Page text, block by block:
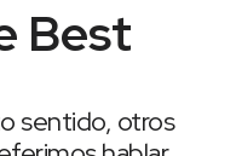
Best
sentido, otros